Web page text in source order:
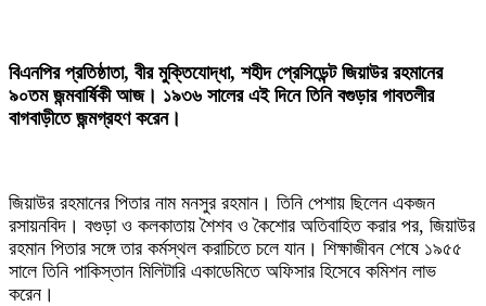
বিএনপির প্রতিষ্ঠাতা, বীর মুক্তিযোদ্ধা, শহীদ প্রেসিডেন্ট জিয়াউর রহমানের
৯০তম জন্মবার্ষিকী আজ। ১৯৩৬ সালের এই দিনে তিনি বগুড়ার গাবতলীর
বাগবাড়ীতে জন্মগ্রহণ করেন।
জিয়াউর রহমানের পিতার নাম মনসুর রহমান। তিনি পেশায় ছিলেন একজন
রসায়নবিদ। বগুড়া ও কলকাতায় শৈশব ও কৈশোর অতিবাহিত করার পর, জিয়াউর
রহমান পিতার সঙ্গে তার কর্মস্থল করাচিতে চলে যান। শিক্ষাজীবন শেষে ১৯৫৫
সালে তিনি পাকিস্তান মিলিটারি একাডেমিতে অফিসার হিসেবে কমিশন লাভ
করেন।